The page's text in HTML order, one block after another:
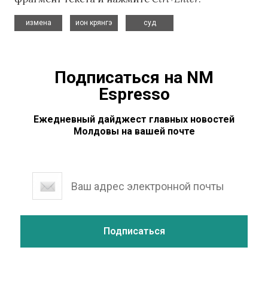
измена
ион крянгэ
суд
Подписаться на NM
Espresso
Ежедневный дайджест главных новостей
Молдовы на вашей почте